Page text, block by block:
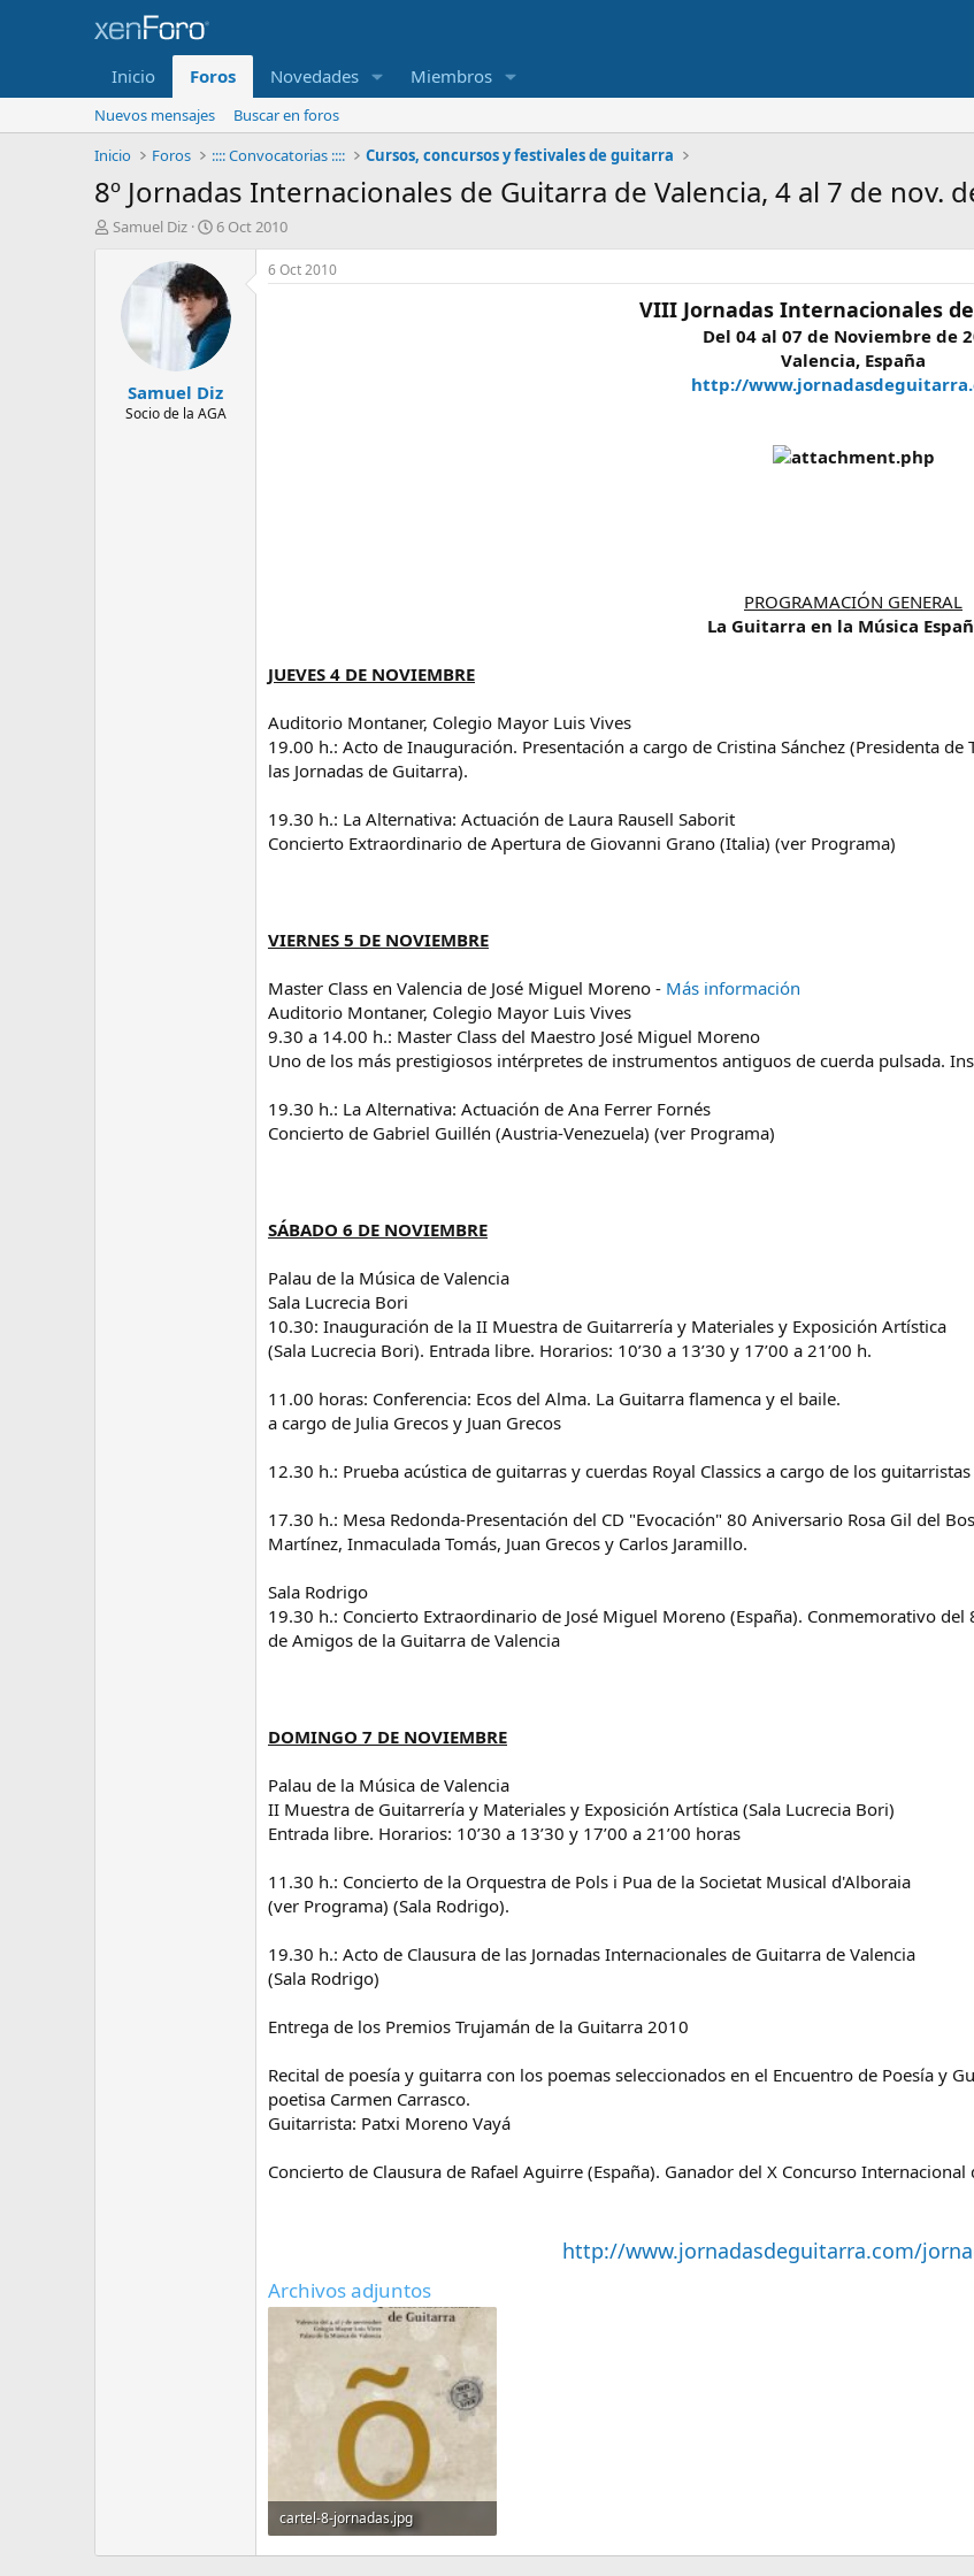
Inicio Foros Novedades Miembros
Nuevos mensajes
Buscar en foros
Inicio
Foros :::: Convocatorias :::: Cursos, concursos y festivales de guitarra
8º Jornadas Internacionales de Guitarra de Valencia, 4 al 7 de nov.
ISamuel Diz
F
h
a
d
e
n
i
6 Oct 2010
Samuel Diz
Socio de la AGA
6 Oct 2010
VIII Jornadas Internacionales
Del 04 al 07 de Noviembre de
Valencia, España
http://
PROGRAMACIÓN GENERAL
La Guitarra en la Música
JUEVES 4 DE NOVIEMBRE
Auditorio Montaner, Colegio Mayor Luis Vives
19.00 h.: Acto de Inauguración. Presentación a cargo de Cristina Sánchez (Presidenta
las Jornadas de Guitarra).
19.30 h.: La Alternativa: Actuación de Laura Rausell Saborit
Concierto Extraordinario de Apertura de Giovanni Grano (Italia) (ver Programa)
VIERNES 5 DE NOVIEMBRE
Master Class en Valencia de José Miguel Moreno - Más información
Auditorio Montaner, Colegio Mayor Luis Vives
9.30 a 14.00 h.: Master Class del Maestro José Miguel Moreno
Uno de los más prestigiosos intérpretes de instrumentos antiguos de cuerda pulsada.
19.30 h.: La Alternativa: Actuación de Ana Ferrer Fornés
Concierto de Gabriel Guillén (Austria-Venezuela) (ver Programa)
SÁBADO 6 DE NOVIEMBRE
Palau de la Música de Valencia
Sala Lucrecia Bori
10.30: Inauguración de la II Muestra de Guitarrería y Materiales y Exposición Artística
(Sala Lucrecia Bori). Entrada libre. Horarios: 10’30 a 13’30 y 17’00 a 21’00 h.
11.00 horas: Conferencia: Ecos del Alma. La Guitarra flamenca y el baile.
a cargo de Julia Grecos y Juan Grecos
12.30 h.: Prueba acústica de guitarras y cuerdas Royal Classics a cargo de los
17.30 h.: Mesa Redonda-Presentación del CD "Evocación" 80 Aniversario Rosa Gil del
Martínez, Inmaculada Tomás, Juan Grecos y Carlos Jaramillo.
Sala Rodrigo
19.30 h.: Concierto Extraordinario de José Miguel Moreno (España). Conmemorativo
de Amigos de la Guitarra de Valencia
DOMINGO 7 DE NOVIEMBRE
Palau de la Música de Valencia
II Muestra de Guitarrería y Materiales y Exposición Artística (Sala Lucrecia Bori)
Entrada libre. Horarios: 10’30 a 13’30 y 17’00 a 21’00 horas
11.30 h.: Concierto de la Orquestra de Pols i Pua de la Societat Musical d'Alboraia
(ver Programa) (Sala Rodrigo).
19.30 h.: Acto de Clausura de las Jornadas Internacionales de Guitarra de Valencia
(Sala Rodrigo)
Entrega de los Premios Trujamán de la Guitarra 2010
Recital de poesía y guitarra con los poemas seleccionados en el Encuentro de Poesía y
poetisa Carmen Carrasco.
Guitarrista: Patxi Moreno Vayá
Concierto de Clausura de Rafael Aguirre (España). Ganador del X Concurso
http://www.jornadasdeguitarra.com/
Archivos adjuntos
cartel-8-jornadas.jpg
40 KB · Visitas: 28